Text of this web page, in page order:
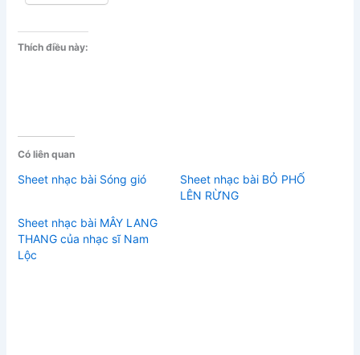
Thích điều này:
Có liên quan
Sheet nhạc bài Sóng gió
Sheet nhạc bài BỎ PHỐ
LÊN RỪNG
Sheet nhạc bài MÂY LANG
THANG của nhạc sĩ Nam
Lộc